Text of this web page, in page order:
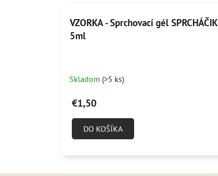
VZORKA - Sprchovací gél SPRCHÁČIK
5ml
Skladom (>5 ks)
€1,50
DO KOŠÍKA